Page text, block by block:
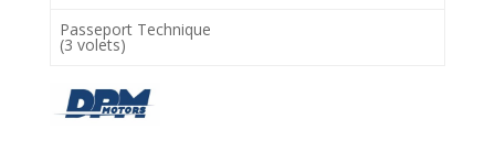
Passeport Technique
(3 volets)